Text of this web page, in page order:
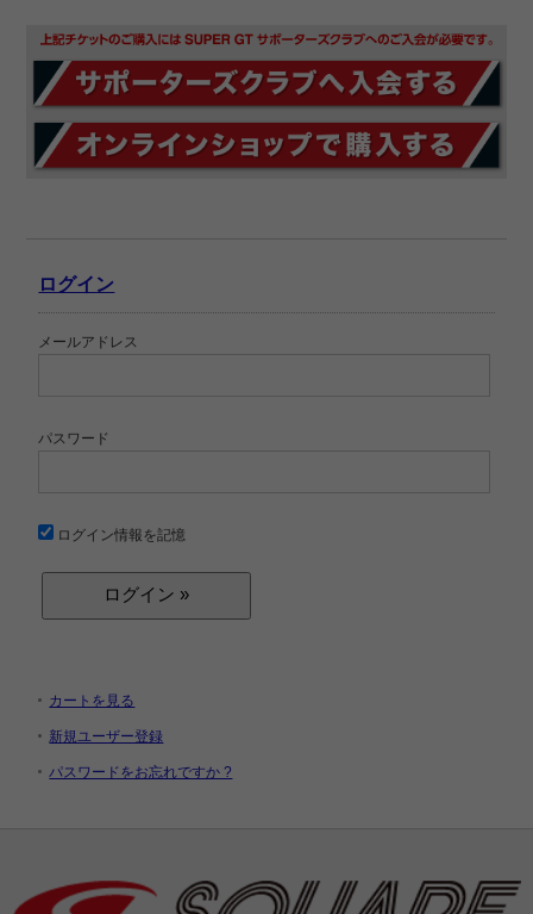
ログイン
メールアドレス
パスワード
ログイン情報を記憶
カートを見る
新規ユーザー登録
パスワードをお忘れですか ?